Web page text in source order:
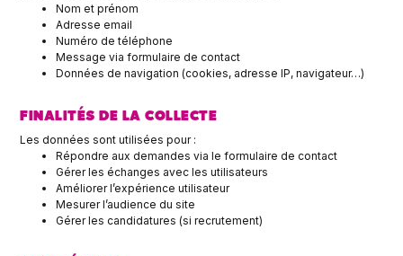
Nom et prénom
Adresse email
Numéro de téléphone
Message via formulaire de contact
Données de navigation (cookies, adresse IP, navigateur…)
FINALITÉS DE LA COLLECTE
Les données sont utilisées pour :
Répondre aux demandes via le formulaire de contact
Gérer les échanges avec les utilisateurs
Améliorer l’expérience utilisateur
Mesurer l’audience du site
Gérer les candidatures (si recrutement)